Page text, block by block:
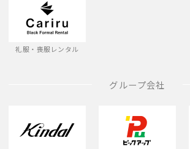
礼服・喪服レンタル
グループ会社